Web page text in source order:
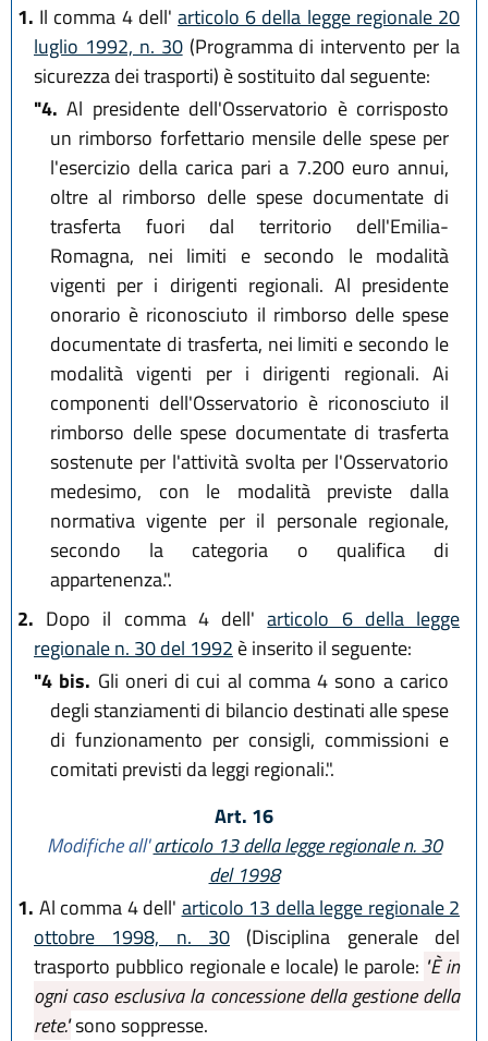
1. Il comma 4 dell'articolo 6 della legge regionale 20
luglio 1992, n. 30(Programma di intervento per la
sicurezza dei trasporti) è sostituito dal seguente:
"4. Al presidente dell'Osservatorio è corrisposto
un rimborso forfettario mensile delle spese per
l'esercizio della carica pari a 7.200 euro annui,
oltre al rimborso delle spese documentate di
trasferta fuori dal territorio dell'Emilia-
Romagna, nei limiti e secondo le modalità
vigenti per i dirigenti regionali. Al presidente
onorario è riconosciuto il rimborso delle spese
documentate di trasferta, nei limiti e secondo le
modalità vigenti per i dirigenti regionali. Ai
componenti dell'Osservatorio è riconosciuto il
rimborso delle spese documentate di trasferta
sostenute per l'attività svolta per l'Osservatorio
medesimo, con le modalità previste dalla
normativa vigente per il personale regionale,
secondo la categoria o qualifica di
appartenenza.".
2. Dopo il comma 4 dell'articolo 6 della legge
regionale n. 30 del 1992 è inserito il seguente:
"4 bis. Gli oneri di cui al comma 4 sono a carico
degli stanziamenti di bilancio destinati alle spese
di funzionamento per consigli, commissioni e
comitati previsti da leggi regionali.".
Art. 16
Modifiche all'articolo 13 della legge regionale n. 30
del 1998
1. Al comma 4 dell' articolo 13 della legge regionale 2
ottobre 1998, n. 30 (Disciplina generale del
trasporto pubblico regionale e locale) le parole: "È in
ogni caso esclusiva la concessione della gestione della
rete."sono soppresse.